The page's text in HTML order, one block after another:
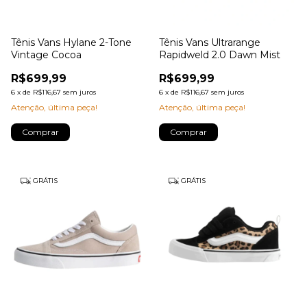
Tênis Vans Hylane 2-Tone
Vintage Cocoa
R$699,99
6 x de R$116,67 sem juros
Atenção, última peça!
Comprar
Tênis Vans Ultrarange
Rapidweld 2.0 Dawn Mist
R$699,99
6 x de R$116,67 sem juros
Atenção, última peça!
Comprar
GRÁTIS GRÁTIS